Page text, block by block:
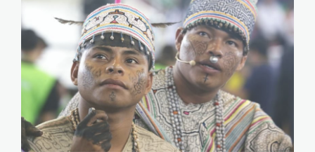
indigenas-andina